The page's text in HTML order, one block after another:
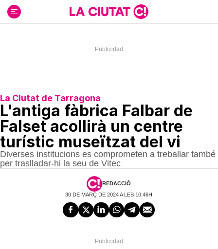
contenido
La Ciutat de Tarragona
L'antiga fàbrica Falbar de
Falset acollirà un centre
turístic museïtzat del vi
Diverses institucions es comprometen a treballar també
per traslladar-hi la seu de Vitec
REDACCIÓ
30 DE MARÇ DE 2024 A LES 10:46H